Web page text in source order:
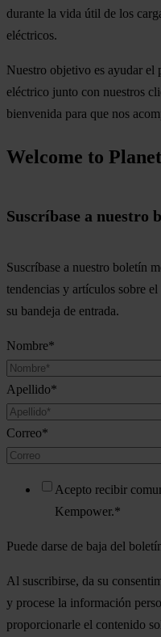
durante la vida útil de los
eléctricos.
Nuestro objetivo es ayudar el
eléctrico junto con nuestros
bienvenida para que nos
Welcome to
Suscríbase a nuestro
Suscríbase a nuestro boletín
tendencias y artículos sobre
su bandeja de entrada.
Nombre*
Apellido*
Correo*
Acepto recibir
Kempower.*
Puede darse de baja del
Al suscribirse, da su
y procese la información
proporcionarle el contenido